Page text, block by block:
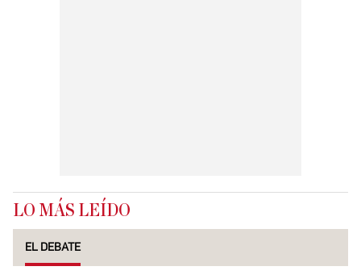
LO MÁS LEÍDO
EL DEBATE